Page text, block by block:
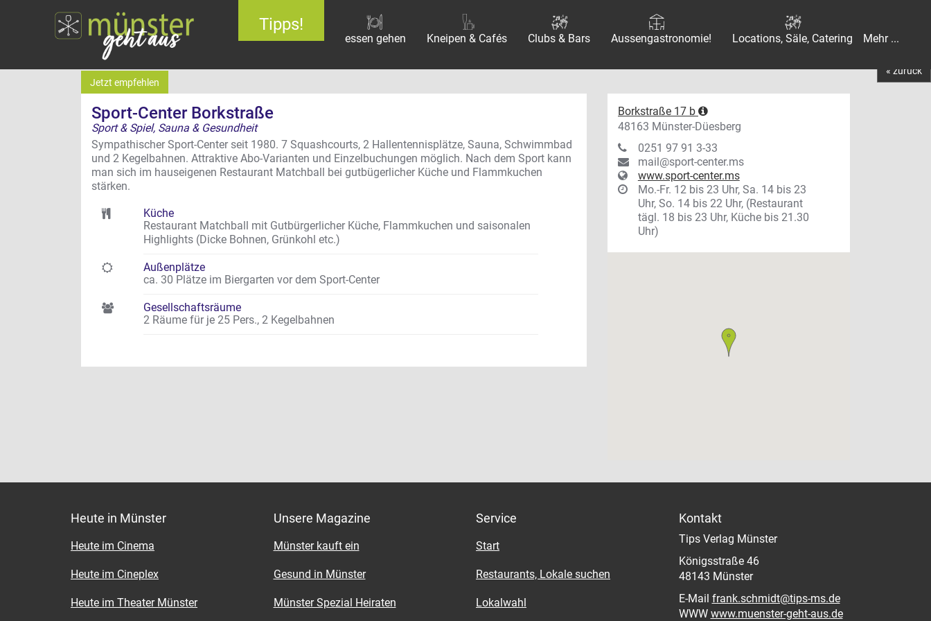
Tipps!
essen gehen Kneipen & Cafés Clubs & Bars Aussengastronomie! Locations, Säle, Catering Mehr ...
« zurück
Sport-Center Borkstraße
Sport & Spiel, Sauna & Gesundheit
Sympathischer Sport-Center seit 1980. 7 Squashcourts, 2 Hallentennisplätze, Sauna, Schwimmbad
und 2 Kegelbahnen. Attraktive Abo-Varianten und Einzelbuchungen möglich. Nach dem Sport kann
man sich im hauseigenen Restaurant Matchball bei gutbügerlicher Küche und Flammkuchen
stärken.
Jetzt empfehlen
Küche
Restaurant Matchball mit Gutbürgerlicher Küche, Flammkuchen und saisonalen
Highlights (Dicke Bohnen, Grünkohl etc.)
Außenplätze
ca. 30 Plätze im Biergarten vor dem Sport-Center
Gesellschaftsräume
2 Räume für je 25 Pers., 2 Kegelbahnen
Borkstraße 17 b
48163 Münster-Düesberg
0251 97 91 3-33
mail@sport-center.ms
www.sport-center.ms
Mo.-Fr. 12 bis 23 Uhr, Sa. 14 bis 23
Uhr, So. 14 bis 22 Uhr, (Restaurant
tägl. 18 bis 23 Uhr, Küche bis 21.30
Uhr)
Heute in Münster
Heute im Cinema
Heute im Cineplex
Heute im Theater Münster
Unsere Magazine
Münster kauft ein
Gesund in Münster
Münster Spezial Heiraten
Service
Start
Restaurants, Lokale suchen
Lokalwahl
Kontakt
Tips Verlag Münster
Königsstraße 46
48143 Münster
E-Mail frank.schmidt@tips-ms.de
WWW www.muenster-geht-aus.de